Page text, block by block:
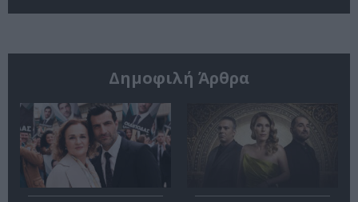
Δημοφιλή Άρθρα